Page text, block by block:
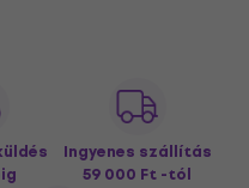
Ingyenes szállítás
59 000 Ft -tól